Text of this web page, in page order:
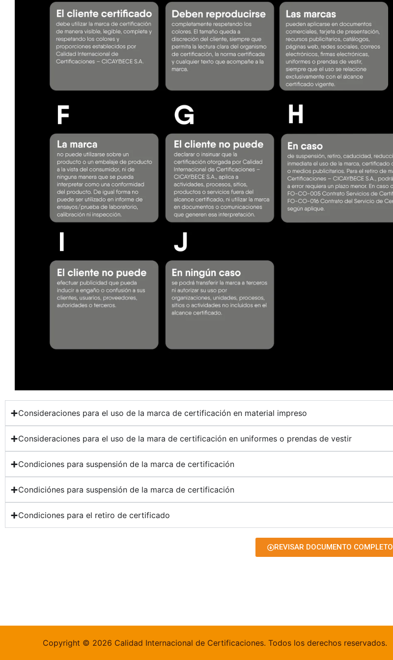
Consideraciones para el uso de la marca de certificación en material impreso
Consideraciones para el uso de la mara de certificación en uniformes o prendas de vestir
Condiciones para suspensión de la marca de certificación
Condiciónes para suspensión de la marca de certificación
Condiciones para el retiro de certificado
REVISAR DOCUMENTO COMPLETO
Copyright © 2026 Calidad Internacional de Certificaciones. Todos los derechos reservados.